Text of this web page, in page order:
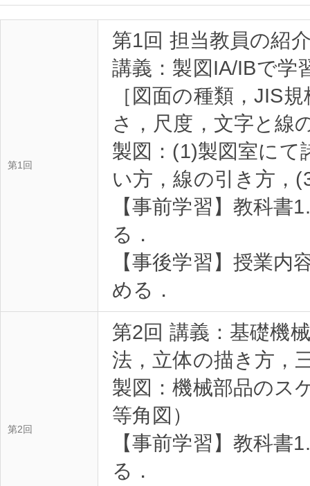
第1回
第1回 担当教員の紹
講義：製図IA/IBで学
［図面の種類，JIS
さ，尺度，文字と線
製図：(1)製図室にて
い方，線の引き方，
【事前学習】教科書
る．
【事後学習】授業
める．
第2回
第2回 講義：基礎機
法，立体の描き方，
製図：機械部品のス
等角図）
【事前学習】教科書
る．